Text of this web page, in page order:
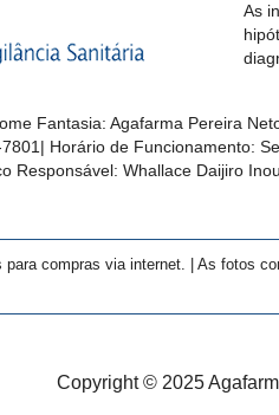
As
Fantasia: Agafarma Pereira
| Horário de Funcionamento:
Responsável: Whallace Daijiro
compras via internet. | As fotos
Copyright © 2025